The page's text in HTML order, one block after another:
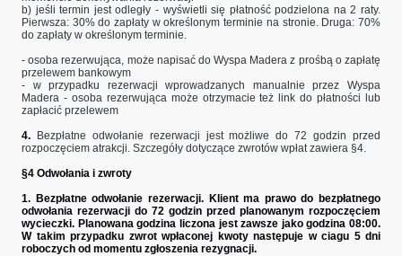
b) jeśli termin jest odległy - wyświetli się płatność podzielona na 2 raty.
Pierwsza: 30% do zapłaty w określonym terminie na stronie. Druga: 70%
do zapłaty w określonym terminie.
- osoba rezerwująca, może napisać do Wyspa Madera z prośbą o zapłatę
przelewem bankowym
- w przypadku rezerwacji wprowadzanych manualnie przez Wyspa
Madera - osoba rezerwująca może otrzymacie też link do płatności lub
zapłacić przelewem
4. Bezpłatne odwołanie rezerwacji jest możliwe do 72 godzin przed
rozpoczęciem atrakcji. Szczegóły dotyczące zwrotów wpłat zawiera §4.
§4 Odwołania i zwroty
1. Bezpłatne odwołanie rezerwacji.Klient ma prawo do bezpłatnego
odwołania rezerwacji do 72 godzin przed planowanym rozpoczęciem
wycieczki. Planowana godzina liczona jest zawsze jako godzina 08:00.
W takim przypadku zwrot wpłaconej kwoty następuje w ciagu 5 dni
roboczych od momentu zgłoszenia rezygnacji.